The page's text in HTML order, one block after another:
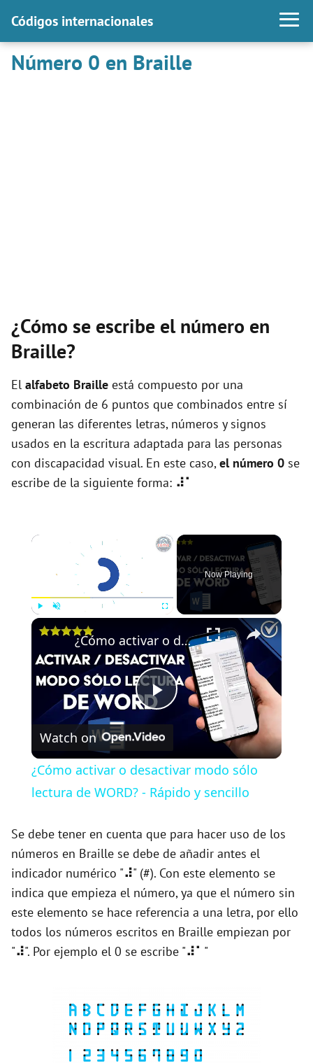
Códigos internacionales
Número 0 en Braille
¿Cómo se escribe el número en
Braille?
El alfabeto Braille está compuesto por una
combinación de 6 puntos que combinados entre sí
generan las diferentes letras, números y signos
usados en la escritura adaptada para las personas
con discapacidad visual. En este caso,el número 0 se
escribe de la siguiente forma: ⠼⠁
×
Now Playing
×
P
a
y
V
i
d
e
o
¿Cómo activar o desactivar modo sólo lectura de WORD? - Rápido y sencillo
Watch on
¿Cómo activar o desactivar modo sólo
lectura de WORD? - Rápido y sencillo
Se debe tener en cuenta que para hacer uso de los
números en Braille se debe de añadir antes el
indicador numérico "⠼" (#). Con este elemento se
indica que empieza el número, ya que el número sin
este elemento se hace referencia a una letra, por ello
todos los números escritos en Braille empiezan por
"⠼". Por ejemplo el 0 se escribe "⠼⠁ "